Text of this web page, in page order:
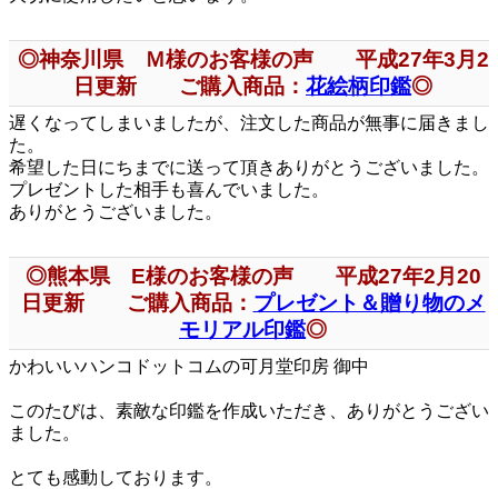
◎神奈川県 Ｍ様のお客様の声 平成27年3月2
日更新 ご購入商品： 花絵柄印鑑◎
遅くなってしまいましたが、注文した商品が無事に届きまし
た。
希望した日にちまでに送って頂きありがとうございました。
プレゼントした相手も喜んでいました。
ありがとうございました。
◎熊本県 E様のお客様の声 平成27年2月20
日更新 ご購入商品： プレゼント＆贈り物のメ
モリアル印鑑◎
かわいいハンコドットコムの可月堂印房 御中
このたびは、素敵な印鑑を作成いただき、ありがとうござい
ました。
とても感動しております。